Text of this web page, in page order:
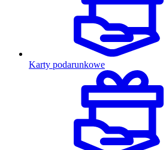
Karty podarunkowe